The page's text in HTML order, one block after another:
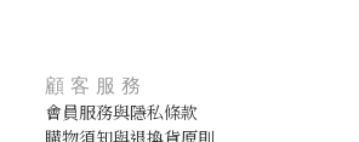
顧客服務
會員服務與隱私條款
購物須知與退換貨原則